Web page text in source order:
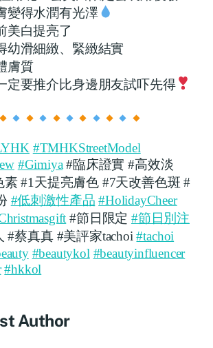
變得水潤有光澤
美白提亮了
幼滑細緻、緊緻結實
膚質
定要推介比身邊朋友試吓先得
#TMHKStreetModel
#Gimiya #臨床證實 #高效淡
素#1 天提亮膚色 #7天改善色斑 #
#低刺激性產品 #HolidayCheer
#節日限定 #節日別注
#蔡真真#美評家tachoi#tachoi
#beautykol #beautyinfluencer
#hkkol
Author